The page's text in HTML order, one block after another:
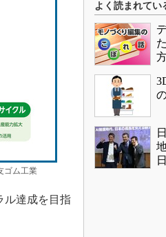
ゴム工業
達成を目指
よく読まれてい